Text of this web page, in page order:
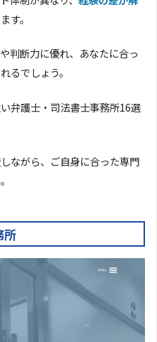
す。
判断力に優れ、あなたに合っ
るでしょう。
弁護士・司法書士事務所16選
ながら、ご自身に合った専門
所